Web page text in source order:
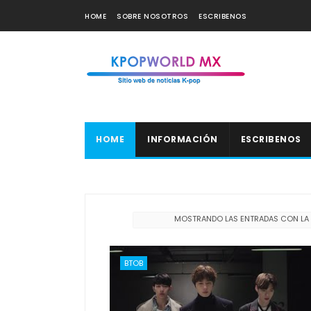
HOME SOBRE NOSOTROS ESCRIBENOS
HOME INFORMACIÓN ESCRIBENOS
MOSTRANDO LAS ENTRADAS CON
BTOB